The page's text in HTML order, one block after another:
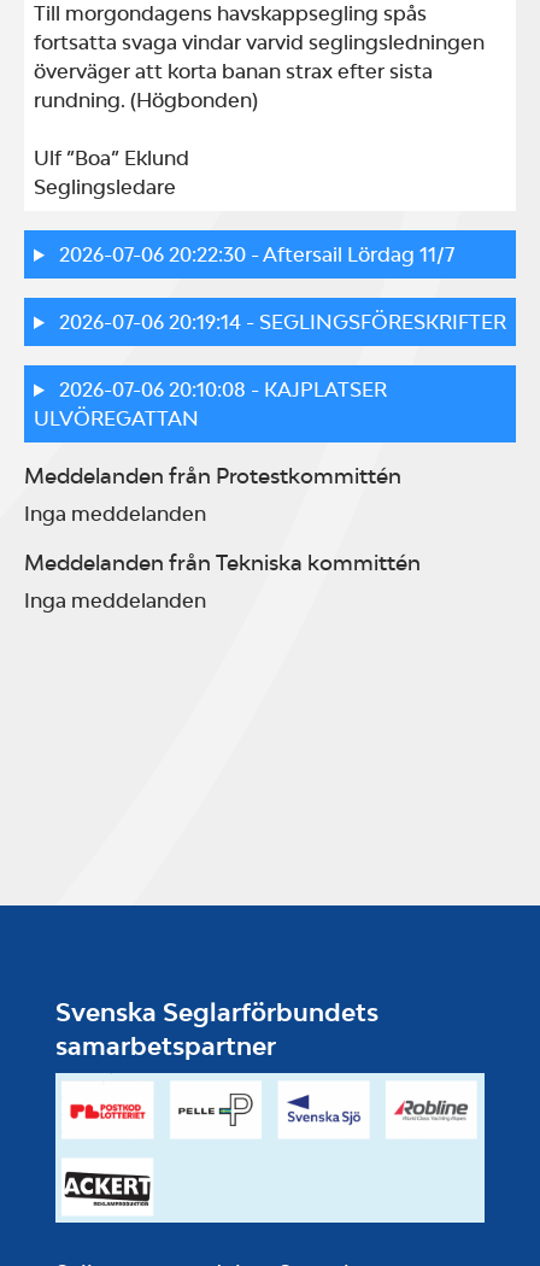
Till morgondagens havskappsegling spås
fortsatta svaga vindar varvid seglingsledningen
överväger att korta banan strax efter sista
rundning. (Högbonden)
Ulf ”Boa” Eklund
Seglingsledare
2026-07-06 20:22:30- Aftersail Lördag 11/7
2026-07-06 20:19:14- SEGLINGSFÖRESKRIFTER
2026-07-06 20:10:08 - KAJPLATSER
ULVÖREGATTAN
Meddelanden från Protestkommittén
Inga meddelanden
Meddelanden från Tekniska kommittén
Inga meddelanden
Svenska Seglarförbundets
samarbetspartner